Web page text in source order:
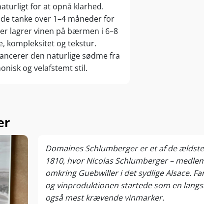
for at opnå klarhed.
tanke over 1–4 måneder for
lagrer vinen på bærmen i 6–8
kompleksitet og tekstur.
den naturlige sødme fra
og velafstemt stil.
Domaines Schlumberger er et af de
1810, hvor Nicolas Schlumberger –
omkring Guebwiller i det sydlige Alsace.
og vinproduktionen startede som en
også mest krævende vinmarker.